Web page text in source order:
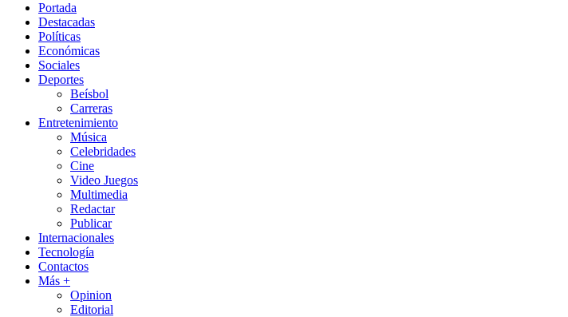
Portada
Destacadas
Políticas
Económicas
Sociales
Deportes
Beísbol
Carreras
Entretenimiento
Música
Celebridades
Cine
Video Juegos
Multimedia
Redactar
Publicar
Internacionales
Tecnología
Contactos
Más +
Opinion
Editorial